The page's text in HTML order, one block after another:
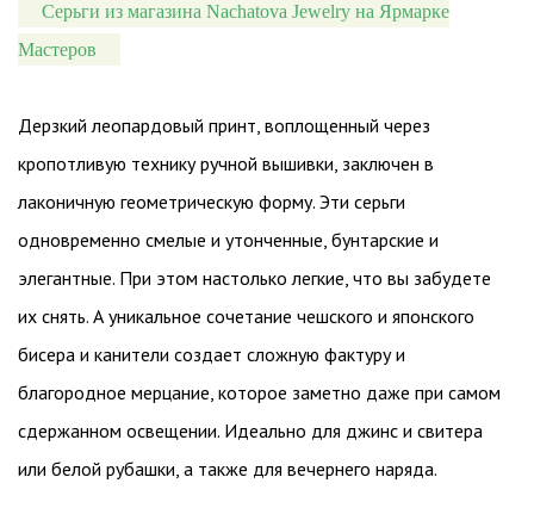
Серьги из магазина Nachatova Jewelry на Ярмарке
Мастеров
Дерзкий леопардовый принт, воплощенный через
кропотливую технику ручной вышивки, заключен в
лаконичную геометрическую форму. Эти серьги
одновременно смелые и утонченные, бунтарские и
элегантные. При этом настолько легкие, что вы забудете
их снять. А уникальное сочетание чешского и японского
бисера и канители создает сложную фактуру и
благородное мерцание, которое заметно даже при самом
сдержанном освещении. Идеально для джинс и свитера
или белой рубашки, а также для вечернего наряда.